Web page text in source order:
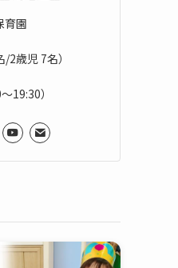
育園
2歳児 7名）
19:30）